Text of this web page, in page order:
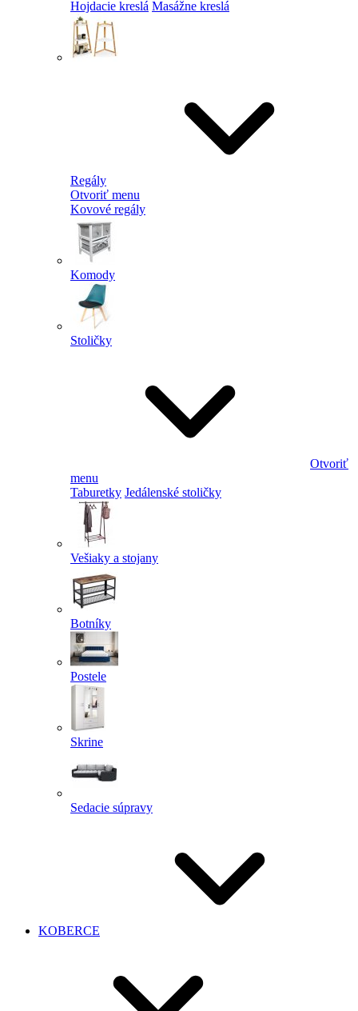
Hojdacie kreslá Masážne kreslá
Regály
Otvoriť menu
Kovové regály
Komody
Stoličky
Otvoriť
menu
Taburetky Jedálenské stoličky
Vešiaky a stojany
Botníky
Postele
Skrine
Sedacie súpravy
KOBERCE